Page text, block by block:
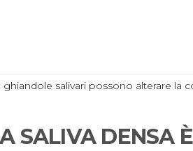
salivari possono alterare la
SALIVA DENSA